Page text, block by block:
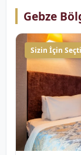
Gebze
Sizin İçin